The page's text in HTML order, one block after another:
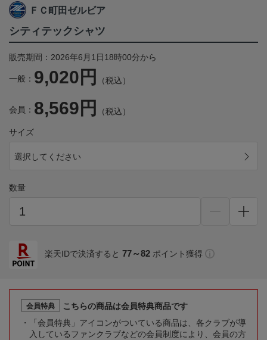
ＦＣ町田ゼルビア
シティテックシャツ
販売期間：2026年6月1日18時00分から
一般： 9,020円 （税込）
会員： 8,569円 （税込）
サイズ
選択してください
数量
楽天IDで決済すると 77～82 ポイント獲得
会員特典
こちらの商品は会員特典商品です
「会員特典」アイコンがついている商品は、各クラブが導
入しているファンクラブなどの会員制度により、会員の方